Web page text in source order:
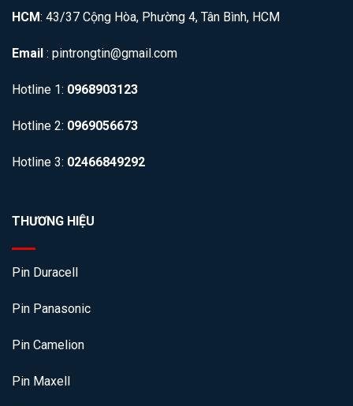
HCM: 43/37 Cộng Hòa, Phường 4, Tân Bình, HCM
Email : pintrongtin@gmail.com
Hotline 1: 0968903123
Hotline 2: 0969056673
Hotline 3: 02466849292
THƯƠNG HIỆU
Pin Duracell
Pin Panasonic
Pin Camelion
Pin Maxell